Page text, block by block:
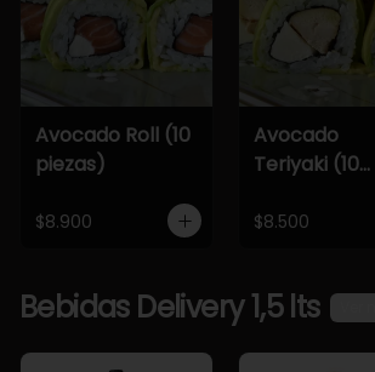
Avocado Roll (10
piezas)
$8.900
Avocado
Teriyaki (10
$8.500
Bebidas Delivery 1,5 lts